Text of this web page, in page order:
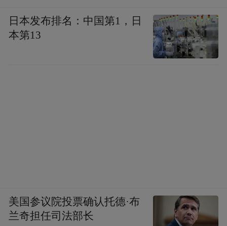
日本发布排名：中国第1，日
本第13
美国参议院投票确认托德·布
兰奇担任司法部长